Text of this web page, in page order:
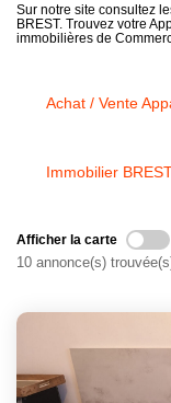
Créer une
Sur notre site consultez
BREST. Trouvez votre
immobilières de
Achat / Vente
Immobilier
Afficher la carte
10 annonce(s)